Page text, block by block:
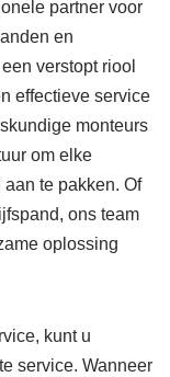
partner voor
en
verstopt riool
effectieve service
monteurs
om elke
te pakken. Of
ons team
oplossing
kunt u
service. Wanneer